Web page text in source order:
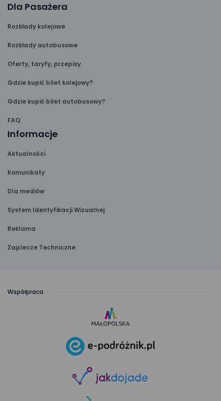
Dla Pasażera
Rozkłady kolejowe
Rozkłady autobusowe
Oferty, taryfy, przepisy
Gdzie kupić bilet kolejowy?
Gdzie kupić bilet autobusowy?
FAQ
Informacje
Aktualności
Komunikaty
Dla mediów
System Identyfikacji Wizualnej
Reklama
Zaplecze Techniczne
Współpraca
w nowejlink
otwiera